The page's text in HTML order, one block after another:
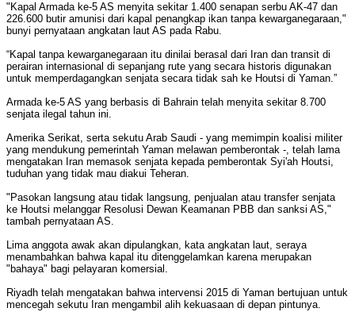
"Kapal Armada ke-5 AS menyita sekitar 1.400 senapan serbu AK-47 dan
226.600 butir amunisi dari kapal penangkap ikan tanpa kewarganegaraan,"
bunyi pernyataan angkatan laut AS pada Rabu.
“Kapal tanpa kewarganegaraan itu dinilai berasal dari Iran dan transit di
perairan internasional di sepanjang rute yang secara historis digunakan
untuk memperdagangkan senjata secara tidak sah ke Houtsi di Yaman.”
Armada ke-5 AS yang berbasis di Bahrain telah menyita sekitar 8.700
senjata ilegal tahun ini.
Amerika Serikat, serta sekutu Arab Saudi - yang memimpin koalisi militer
yang mendukung pemerintah Yaman melawan pemberontak -, telah lama
mengatakan Iran memasok senjata kepada pemberontak Syi'ah Houtsi,
tuduhan yang tidak mau diakui Teheran.
"Pasokan langsung atau tidak langsung, penjualan atau transfer senjata
ke Houtsi melanggar Resolusi Dewan Keamanan PBB dan sanksi AS,"
tambah pernyataan AS.
Lima anggota awak akan dipulangkan, kata angkatan laut, seraya
menambahkan bahwa kapal itu ditenggelamkan karena merupakan
"bahaya" bagi pelayaran komersial.
Riyadh telah mengatakan bahwa intervensi 2015 di Yaman bertujuan untuk
mencegah sekutu Iran mengambil alih kekuasaan di depan pintunya.